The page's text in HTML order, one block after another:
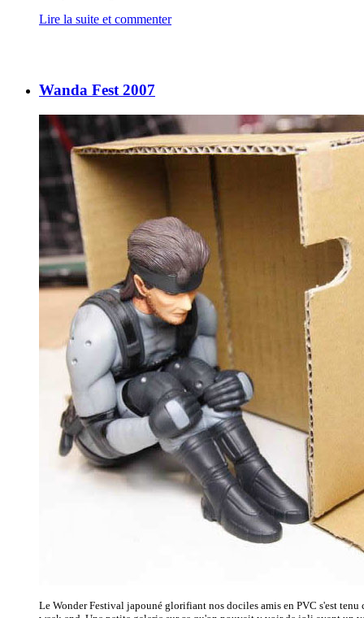
Lire la suite et commenter
Wanda Fest 2007
Le Wonder Festival japouné glorifiant nos dociles amis en PVC s'est tenu